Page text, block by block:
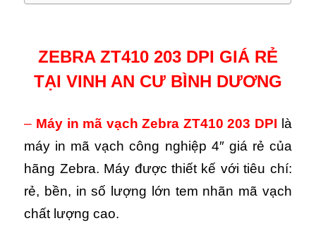
ZEBRA ZT410 203 DPI GIÁ RẺ
TẠI VINH AN CƯ BÌNH DƯƠNG
– Máy in mã vạch Zebra ZT410 203 DPI là
máy in mã vạch công nghiệp 4″ giá rẻ của
hãng Zebra. Máy được thiết kế với tiêu chí:
rẻ, bền, in số lượng lớn tem nhãn mã vạch
chất lượng cao.